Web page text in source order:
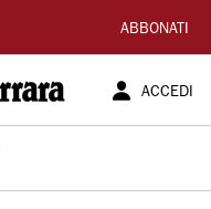
ABBONATI
ACCEDI